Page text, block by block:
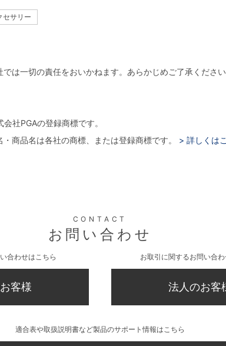
セサリー
は一切の責任をおいかねます。あらかじめご了承ください
社PGAの登録商標です。
商品名は各社の商標、または登録商標です。
> 詳しくは
CONTACT
お問い合わせ
合わせはこちら
客様
お取引に関するお問い合
法人のお客
適合表や取扱説明書など製品のサポート情報はこちら